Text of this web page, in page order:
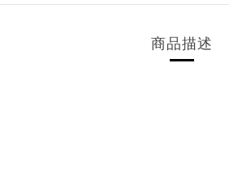
商品描述